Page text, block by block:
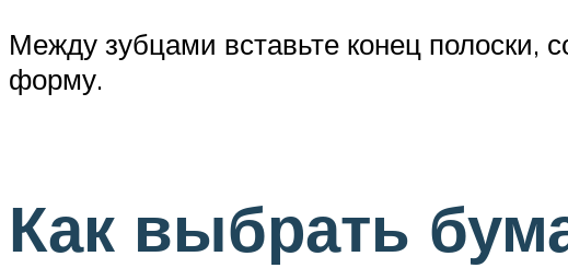
Между зубцами вставьте конец полоски,
форму.
Как выбрать